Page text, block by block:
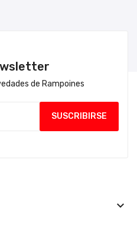
de Rampoines
keyboard_arrow_down